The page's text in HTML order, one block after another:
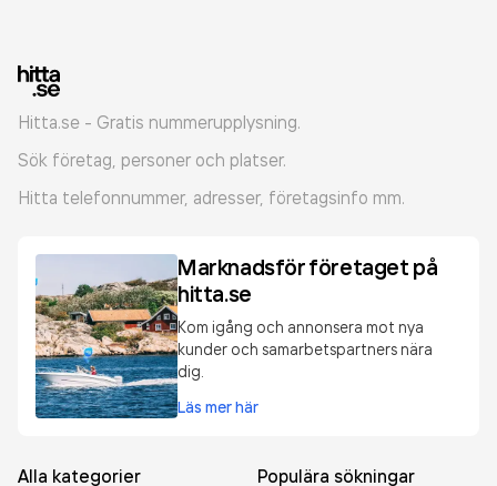
Hitta.se - Gratis nummerupplysning.
Sök företag, personer och platser.
Hitta telefonnummer, adresser, företagsinfo mm.
Marknadsför företaget på
hitta.se
Kom igång och annonsera mot nya
kunder och samarbetspartners nära
dig.
Läs mer här
Alla kategorier Populära sökningar